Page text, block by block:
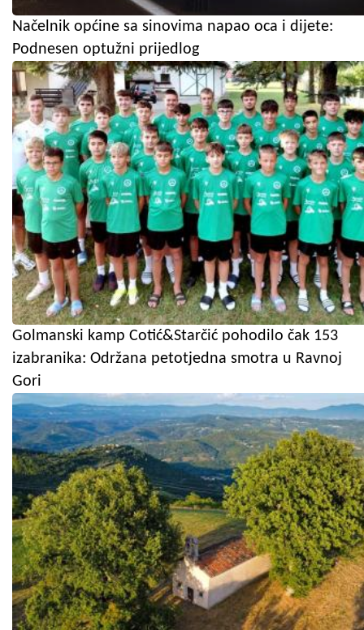
Načelnik općine sa sinovima napao oca i dijete:
Podnesen optužni prijedlog
Golmanski kamp Cotić&Starčić pohodilo čak 153
izabranika: Održana petotjedna smotra u Ravnoj
Gori